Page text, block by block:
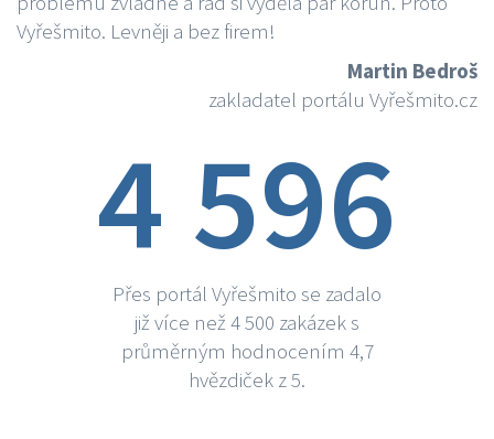
Vyřešmito. Levněji a bez firem!
Martin Bedroš
zakladatel portálu Vyřešmito.cz
4 596
Přes portál Vyřešmito se zadalo
již více než 4 500 zakázek s
průměrným hodnocením 4,7
hvězdiček z 5.